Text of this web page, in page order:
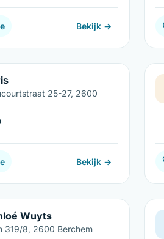
Bekijk →
25-27, 2600
Bekijk →
Wuyts
319/8, 2600 Berchem